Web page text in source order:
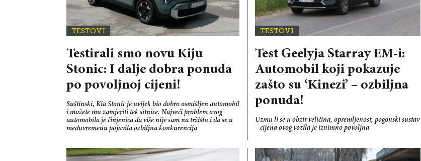
TESTOVI
Testirali smo novu Kiju
Stonic: I dalje dobra ponuda
po povoljnoj cijeni!
Suštinski, Kia Stonic je uvijek bio dobro osmišljen automobil
i možete mu zamjeriti tek sitnice. Najveći problem ovog
automobila je činjenica da više nije sam na tržištu i da se u
međuvremenu pojavila ozbiljna konkurencija
TESTOVI
Test Geelyja Starray EM-i:
Automobil koji pokazuje
zašto su ‘Kinezi’ – ozbiljna
ponuda!
Uzmu li se u obzir veličina, opremljenost, pogonski sustav
– cijena ovog vozila je iznimno povoljna